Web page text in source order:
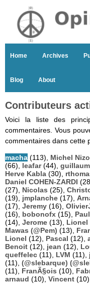
Home Archives
Blog About
Contributeurs
Voici la liste des
commentaires. Vous
commentaires dans cette
macha (113), Michel
(66), leafar(44),
Herve Kabla (30),
Daniel COHEN-ZARDI
(27), Nicolas (25),
(19), jmplanche (17),
(17), Jeremy (16),
(16), bobonofx (15),
(14), Jerome (13), Lionel
Mawas (@Pem) (13),
Lionel (12), Pascal (12),
Benoit (12), jean (12),
queffelec (11), LVM (11),
(11), (@slebarque)
(11), FranÃ§ois (10),
arnaud (10), Vincent (10),